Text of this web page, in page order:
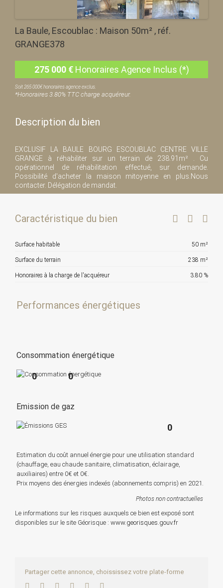
La Baule, Escoublac : Maison 50m² , réf.
GRANGE378
275 000€ Honoraires Agence Inclus (*)
Soit 265 000€ honoraires agence exclus.
*Honoraires 3.80% TTC charge acquéreur.
Description du bien
EXCLUSIF LA BAULE BOURG ESCOUBLAC CENTRE VILLE
GRANGE à réhabiliter sur un terrain de 238.91m² . Cu
opérationnel de réhabilitation effectué, sur demande.
Possibilité d'acheter la maison mitoyenne en plus.Nous
contacter. Délégation de mandat.
Caractéristique du bien
Surface habitable 50 m²
Surface du terrain 238 m²
Honoraires à la charge de l'acquéreur 3.80 %
Performances énergétiques
Consommation énergétique
0 0
Emission de gaz
0
Estimation du coût annuel énergie pour une utilisation standard
(chauffage, eau chaude sanitaire, climatisation, éclairage,
auxiliaires) entre 0€ et 0€.
Prix moyens des énergies indexés (abonnements compris) en 2021.
Photos non contractuelles
Le informations sur les risques auxquels ce bien est exposé sont
disponibles sur le site Géorisque : www.georisques.gouv.fr
Partager cette annonce, choississez votre plate-forme
Facebook
TwitterLinkedInWhatsApp
Pinterest